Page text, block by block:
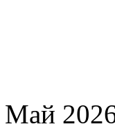
Май